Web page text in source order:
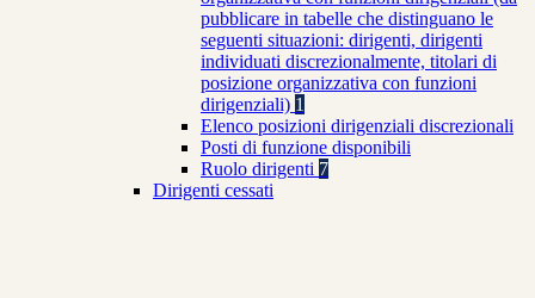
pubblicare in tabelle che distinguano le
seguenti situazioni: dirigenti, dirigenti
individuati discrezionalmente, titolari di
posizione organizzativa con funzioni
dirigenziali) 1
Elenco posizioni dirigenziali discrezionali
Posti di funzione disponibili
Ruolo dirigenti 7
Dirigenti cessati